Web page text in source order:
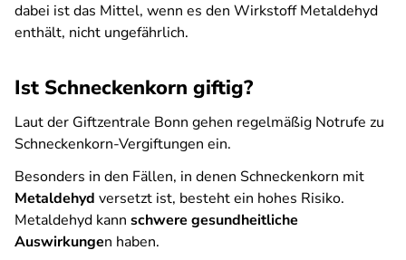
dabei ist das Mittel, wenn es den Wirkstoff Metaldehyd
enthält, nicht ungefährlich.
Ist Schneckenkorn giftig?
Laut der Giftzentrale Bonn gehen regelmäßig Notrufe zu
Schneckenkorn-Vergiftungen ein.
Besonders in den Fällen, in denen Schneckenkorn mit
Metaldehyd versetzt ist, besteht ein hohes Risiko.
Metaldehyd kann schwere gesundheitliche
Auswirkungen haben.